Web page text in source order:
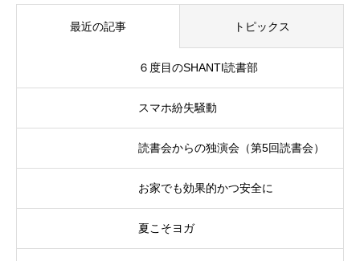
最近の記事 トピックス
６度目のSHANTI読書部
スマホ紛失騒動
読書会からの独演会（第5回読書会）
お家でも効果的かつ安全に
夏こそヨガ